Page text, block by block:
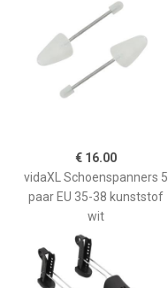
€ 16.00
vidaXL Schoenspanners 5
paar EU 35-38 kunststof
wit